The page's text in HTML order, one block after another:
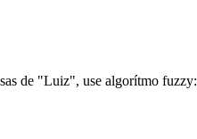
de "Luiz", use algorítmo fuzzy: